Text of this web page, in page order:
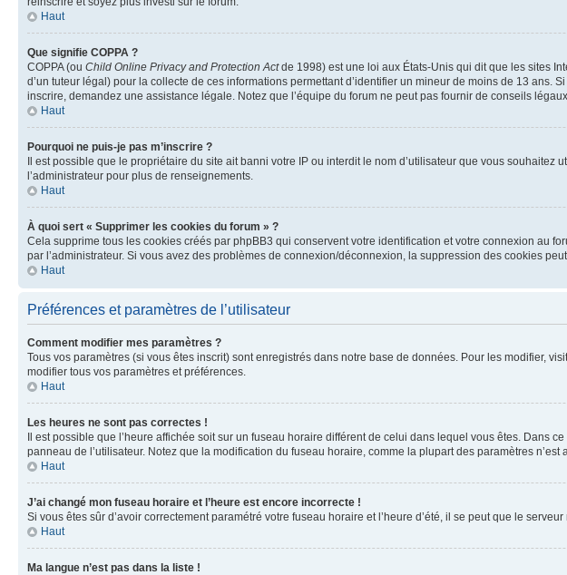
Haut
Que signifie COPPA ?
COPPA (ou Child Online Privacy and Protection Actde 1998) est une loi aux États-Unis qui dit que les sites
d’un tuteur légal) pour la collecte de ces informations permettant d’identifier un mineur de moins de 13 ans.
inscrire, demandez une assistance légale. Notez que l’équipe du forum ne peut pas fournir de conseils
Haut
Pourquoi ne puis-je pas m’inscrire ?
Il est possible que le propriétaire du site ait banni votre IP ou interdit le nom d’utilisateur que vous
l’administrateur pour plus de renseignements.
Haut
À quoi sert « Supprimer les cookies du forum » ?
Cela supprime tous les cookies créés par phpBB3 qui conservent votre identification et votre connexion au
par l’administrateur. Si vous avez des problèmes de connexion/déconnexion, la suppression des cookies
Haut
Préférences et paramètres de l’utilisateur
Comment modifier mes paramètres ?
Tous vos paramètres (si vous êtes inscrit) sont enregistrés dans notre base de données. Pour les modifier,
modifier tous vos paramètres et préférences.
Haut
Les heures ne sont pas correctes !
Il est possible que l’heure affichée soit sur un fuseau horaire différent de celui dans lequel vous êtes. Dans
panneau de l’utilisateur. Notez que la modification du fuseau horaire, comme la plupart des paramètres
Haut
J’ai changé mon fuseau horaire et l’heure est encore incorrecte !
Si vous êtes sûr d’avoir correctement paramétré votre fuseau horaire et l’heure d’été, il se peut que le
Haut
Ma langue n’est pas dans la liste !